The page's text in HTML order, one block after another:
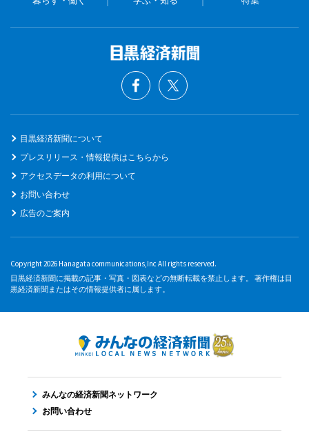
目黒経済新聞について
プレスリリース・情報提供はこちらから
アクセスデータの利用について
お問い合わせ
広告のご案内
Copyright 2026 Hanagata communications,Inc All rights reserved.
目黒経済新聞に掲載の記事・写真・図表などの無断転載を禁止します。 著作権は目
黒経済新聞またはその情報提供者に属します。
みんなの経済新聞ネットワーク
お問い合わせ